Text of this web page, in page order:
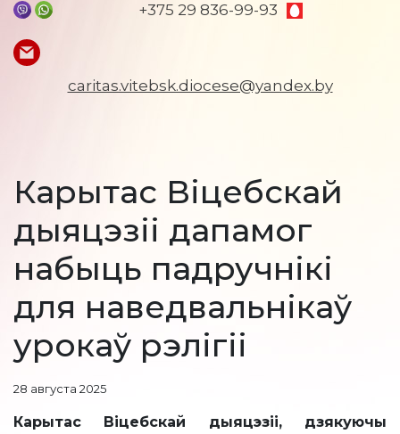
+375 29 836-99-93
caritas.vitebsk.diocese@yandex.by
Карытас Віцебскай
дыяцэзіі дапамог
набыць падручнікі
для наведвальнікаў
урокаў рэлігіі
28 августа 2025
Карытас Віцебскай дыяцэзіі, дзякуючы